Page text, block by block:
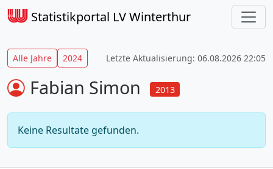
Statistikportal LV Winterthur
Alle Jahre 2024 Letzte Aktualisierung: 06.08.2026 22:05
Fabian Simon 2013
Keine Resultate gefunden.